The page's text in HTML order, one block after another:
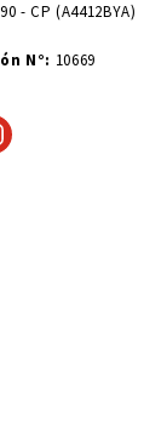
- CP (A4412BYA)
N°: 10669